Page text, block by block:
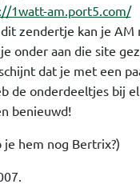
1watt-am.port5.com/
zendertje kan je AM
onder aan die site
dat je met een
de onderdeeltjes bij
benieuwd!
je hem nog Bertrix?)